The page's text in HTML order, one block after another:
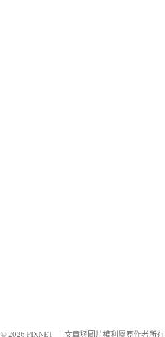
© 2026 PIXNET 文章與圖片權利屬原作者所有